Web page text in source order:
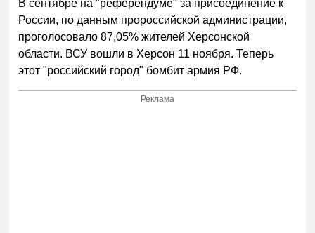
В сентябре на "референдуме" за присоединение к
России, по данным пророссийской администрации,
проголосовало 87,05% жителей Херсонской
области. ВСУ вошли в Херсон 11 ноября. Теперь
этот "российский город" бомбит армия РФ.
Реклама